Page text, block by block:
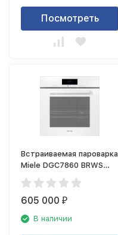
Посмотреть
Встраиваемая пароварка
Miele DGC7860 BRWS
бриллиантовый белый
605 000₽
В наличии